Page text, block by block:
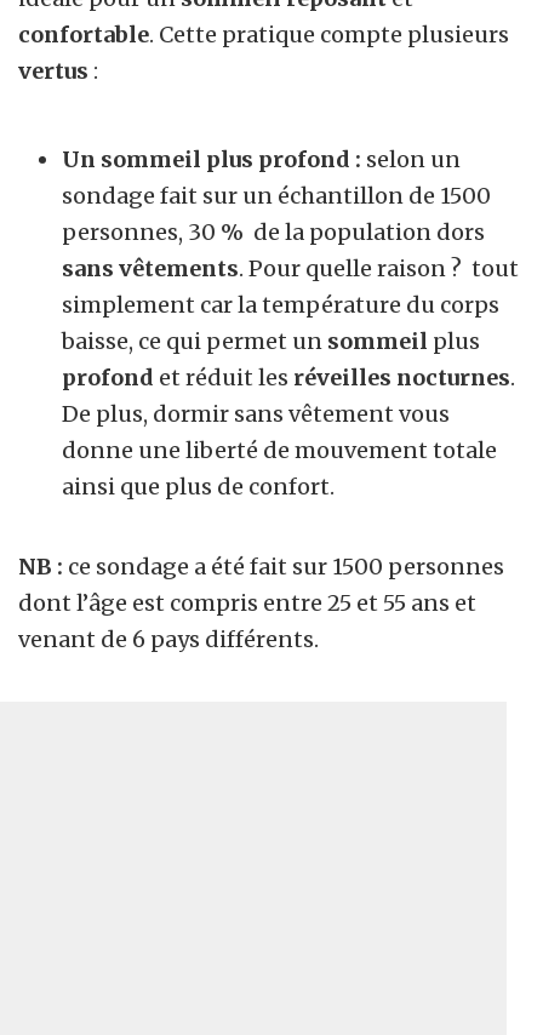
confortable. Cette pratique compte plusieurs
vertus :
Un sommeil plus profond : selon un
sondage fait sur un échantillon de 1500
personnes, 30 % de la population dors
sans vêtements. Pour quelle raison ? tout
simplement car la température du corps
baisse, ce qui permet un sommeil plus
profond et réduit les réveilles nocturnes.
De plus, dormir sans vêtement vous
donne une liberté de mouvement totale
ainsi que plus de confort.
NB : ce sondage a été fait sur 1500 personnes
dont l’âge est compris entre 25 et 55 ans et
venant de 6 pays différents.